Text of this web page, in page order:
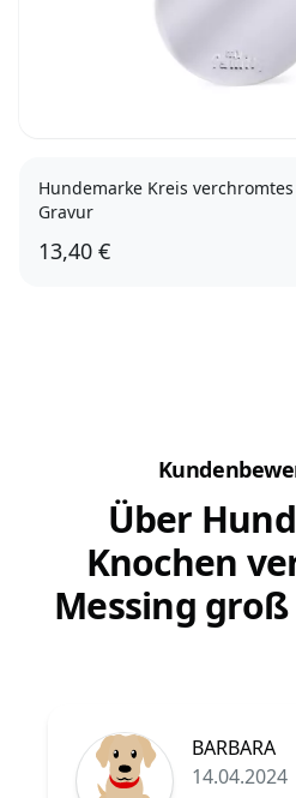
Hundemarke Kreis
Gravur
13,40 €
Über
Knochen
Messing
BARBARA
14.04.2024